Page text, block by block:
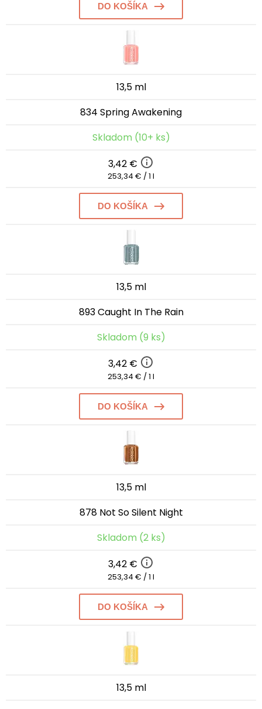
DO KOŠÍKA
13,5 ml
834 Spring Awakening
Skladom (10+ ks)
3,42 €
253,34 € / 1 l
DO KOŠÍKA
13,5 ml
893 Caught In The Rain
Skladom (9 ks)
3,42 €
253,34 € / 1 l
DO KOŠÍKA
13,5 ml
878 Not So Silent Night
Skladom (2 ks)
3,42 €
253,34 € / 1 l
DO KOŠÍKA
13,5 ml